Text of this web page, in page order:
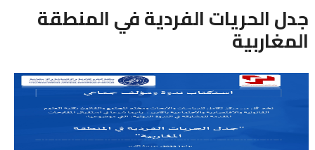
جدل الحريات الفردية في المنطقة
المغاربية